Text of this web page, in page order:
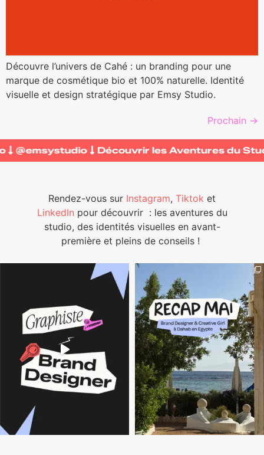
Découvre l’univers de Cahé : un branding pour une
marque de cosmétique bio et 100% naturelle. Identité
visuelle et design stratégique par Emsy Studio.
Prochain →
@emsystudio Découvrir les Aventures du
Rendez-vous sur Instagram, Tiktok et
LinkedIn pour découvrir: les aventures du
studio, des identités visuelles en avant-
première et pleins de conseils !